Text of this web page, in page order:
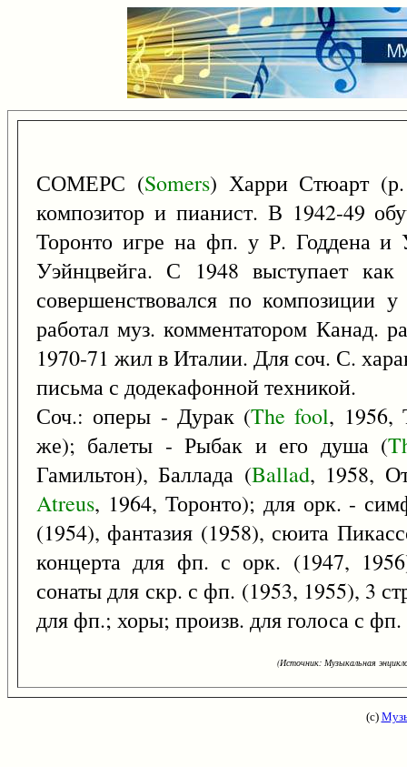
СОМЕРС (Somers) Харри Стюарт
композитор и пианист. В 1942-49
Торонто игре на фп. у Р. Годдена
Уэйнцвейга. С 1948 выступает
совершенствовался по
работал муз. комментатором Канад.
1970-71 жил в Италии. Для соч. С.
письма с додекафонной техникой.
Соч.: оперы - Дурак (The fool, 1956,
же); балеты - Рыбак и его душа (
Гамильтон), Баллада (Ballad, 1958,
Atreus, 1964, Торонто); для орк. -
(1954), фантазия (1958), сюита
концерта для фп. с орк. (1947,
сонаты для скр. с фп. (1953, 1955), 3
для фп.; хоры; произв. для голоса с
(Источник: Музыкальная
(с)